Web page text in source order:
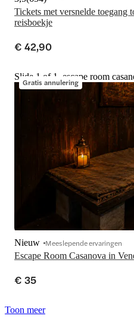
Tickets met versnelde toegang
reisboekje
€ 42,90
Gratis annulering
Slide 1 of 1, escape room
Escape Room Casanova in
Nieuw Meeslepende ervaringen
€ 35
Toon meer